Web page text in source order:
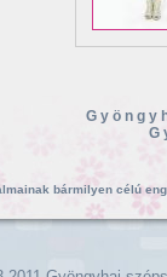
bármilyen célú